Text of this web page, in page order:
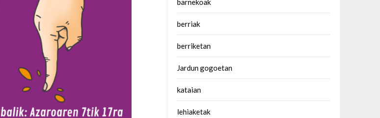
barnekoak
berriak
berriketan
Jardun gogoetan
kataian
lehiaketak